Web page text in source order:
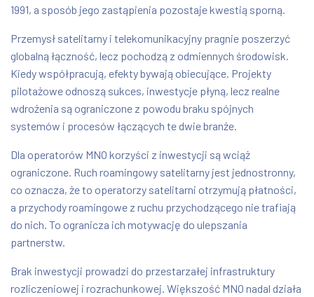
1991, a sposób jego zastąpienia pozostaje kwestią sporną.
Przemysł satelitarny i telekomunikacyjny pragnie poszerzyć
globalną łączność, lecz pochodzą z odmiennych środowisk.
Kiedy współpracują, efekty bywają obiecujące. Projekty
pilotażowe odnoszą sukces, inwestycje płyną, lecz realne
wdrożenia są ograniczone z powodu braku spójnych
systemów i procesów łączących te dwie branże.
Dla operatorów MNO korzyści z inwestycji są wciąż
ograniczone. Ruch roamingowy satelitarny jest jednostronny,
co oznacza, że to operatorzy satelitarni otrzymują płatności,
a przychody roamingowe z ruchu przychodzącego nie trafiają
do nich. To ogranicza ich motywację do ulepszania
partnerstw.
Brak inwestycji prowadzi do przestarzałej infrastruktury
rozliczeniowej i rozrachunkowej. Większość MNO nadal działa